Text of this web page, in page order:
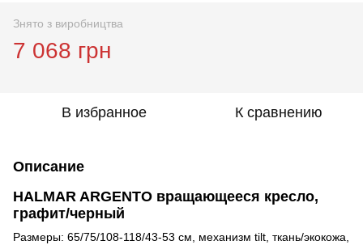
Знято з виробництва
7 068 грн
В избранное К сравнению
Описание
HALMAR ARGENTO вращающееся кресло,
графит/черный
Размеры: 65/75/108-118/43-53 см, механизм tilt, ткань/экокожа,